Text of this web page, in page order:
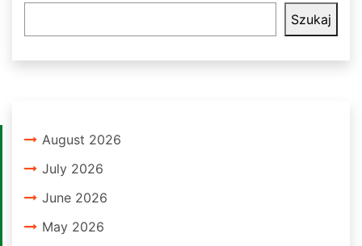
Szukaj
August 2026
July 2026
June 2026
May 2026